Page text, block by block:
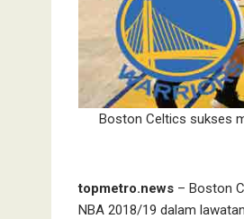
topmetro.news – Boston
NBA 2018/19 dalam